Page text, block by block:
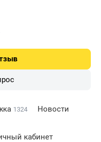
1324 Новости
кабинет